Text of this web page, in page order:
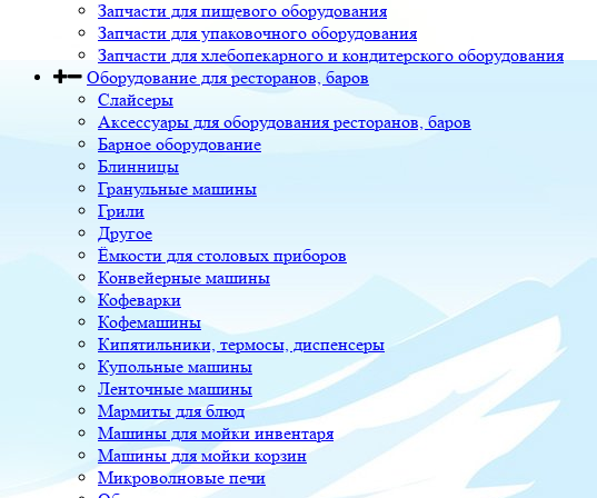
Запчасти для пищевого оборудования
Запчасти для упаковочного оборудования
Запчасти для хлебопекарного и кондитерского оборудования
Оборудование для ресторанов, баров
Слайсеры
Аксессуары для оборудования ресторанов, баров
Барное оборудование
Блинницы
Гранульные машины
Грили
Другое
Ёмкости для столовых приборов
Конвейерные машины
Кофеварки
Кофемашины
Кипятильники, термосы, диспенсеры
Купольные машины
Ленточные машины
Мармиты для блюд
Машины для мойки инвентаря
Машины для мойки корзин
Микроволновые печи